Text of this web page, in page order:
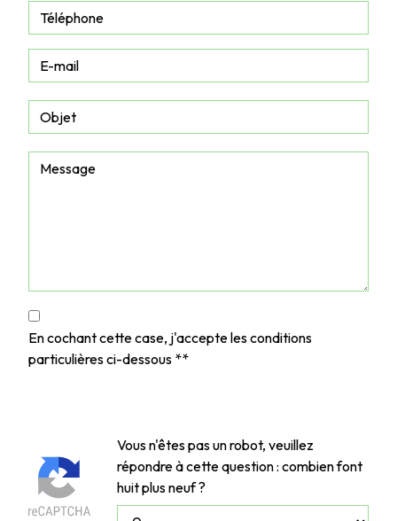
En cochant cette case, j'accepte les conditions
particulières ci-dessous **
Vous n'êtes pas un robot, veuillez
répondre à cette question : combien font
huit plus neuf ?